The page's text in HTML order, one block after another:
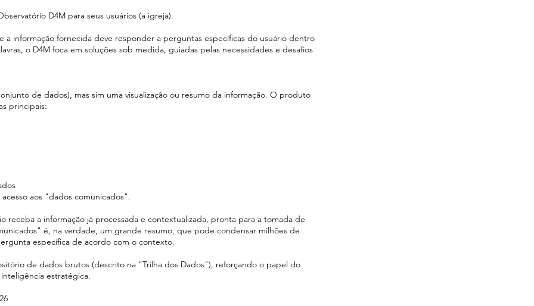
D4M para seus usuários (a igreja).
informação fornecida deve responder a perguntas específicas do usuário dentro
o D4M foca em soluções sob medida, guiadas pelas necessidades e desafios
de dados), mas sim uma visualização ou resumo da informação. O produto
principais:
aos "dados comunicados".
receba a informação já processada e contextualizada, pronta para a tomada de
é, na verdade, um grande resumo, que pode condensar milhões de
específica de acordo com o contexto.
de dados brutos (descrito na "Trilha dos Dados"), reforçando o papel do
estratégica.